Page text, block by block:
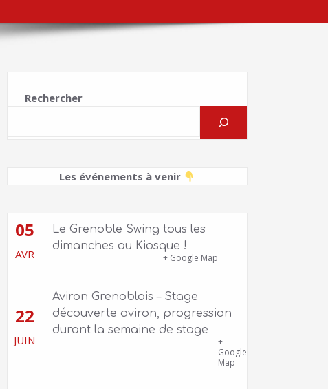
Rechercher
Les événements à venir
05
AVR
Le Grenoble Swing tous les
dimanches au Kiosque !
+ Google Map
22
JUIN
Aviron Grenoblois – Stage
découverte aviron, progression
durant la semaine de stage
+
Google
Map